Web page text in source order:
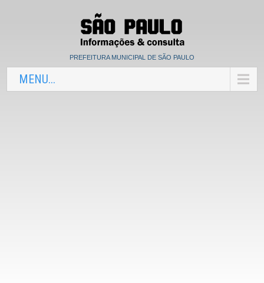
PREFEITURA MUNICIPAL DE SÃO PAULO
MENU...